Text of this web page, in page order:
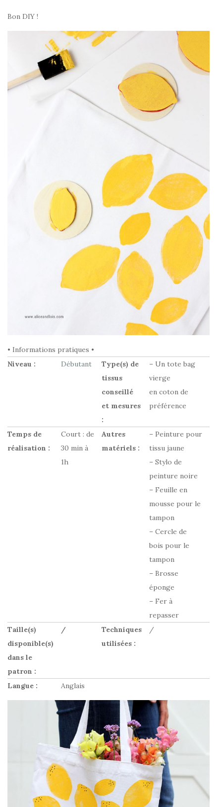
Bon DIY !
• Informations pratiques •
Niveau :
Débutant
Type(s) de
tissus
conseillé
et mesures
:
– Un tote bag
vierge
en coton de
préférence
Temps de
réalisation :
Court : de
30 min à
1h
Autres
matériels :
– Peinture pour
tissu jaune
– Stylo de
peinture noire
– Feuille en
mousse pour le
tampon
– Cercle de
bois pour le
tampon
– Brosse
éponge
– Fer à
repasser
Taille(s)
disponible(s)
dans le
patron :
/
Techniques
utilisées :
/
Langue : Anglais